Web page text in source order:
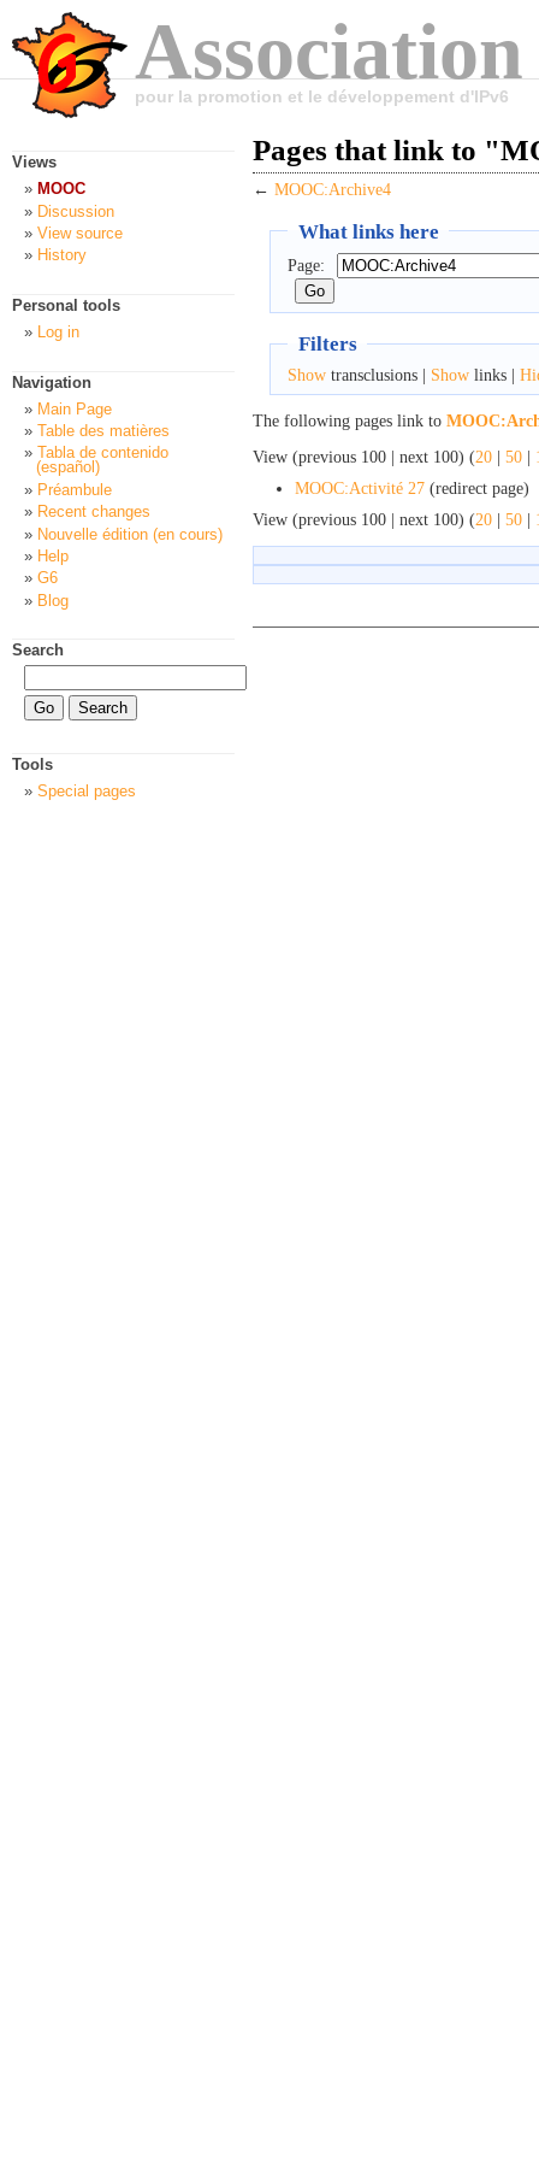
pour la promotion et le développement d'IPv6
Pages that link to
← MOOC:Archive4
What links here
Page:
Filters
Showtransclusions | Showlinks |
The following pages link to
View (previous 100 | next 100) (20 | 50 |
MOOC:Activité 27 (redirect page) ‎
View (previous 100 | next 100) (20 | 50 |
Views
MOOC
Discussion
View source
History
Personal tools
Log in
Navigation
Main Page
Table des matières
Tabla de contenido
(español)
Préambule
Recent changes
Nouvelle édition (en cours)
Help
G6
Blog
Search
Tools
Special pages